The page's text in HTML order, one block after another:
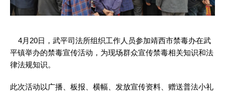
4月20日，武平司法所组织工作人员参加靖西市禁毒办在武
平镇举办的禁毒宣传活动，为现场群众宣传禁毒相关知识和法
律法规知识。
此次活动以广播、板报、横幅、发放宣传资料、赠送普法小礼